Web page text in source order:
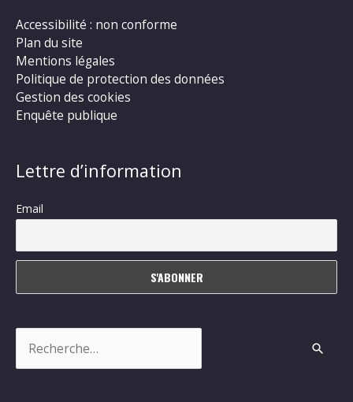
Accessibilité : non conforme
Plan du site
Mentions légales
Politique de protection des données
Gestion des cookies
Enquête publique
Lettre d’information
Email